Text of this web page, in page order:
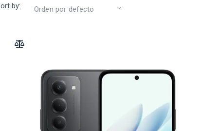
by: